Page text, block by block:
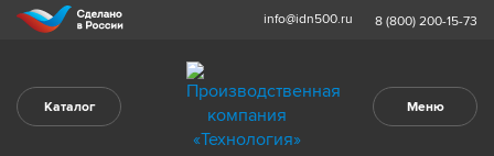
info@idn500.ru 8 (800) 200-15-73
Каталог Меню